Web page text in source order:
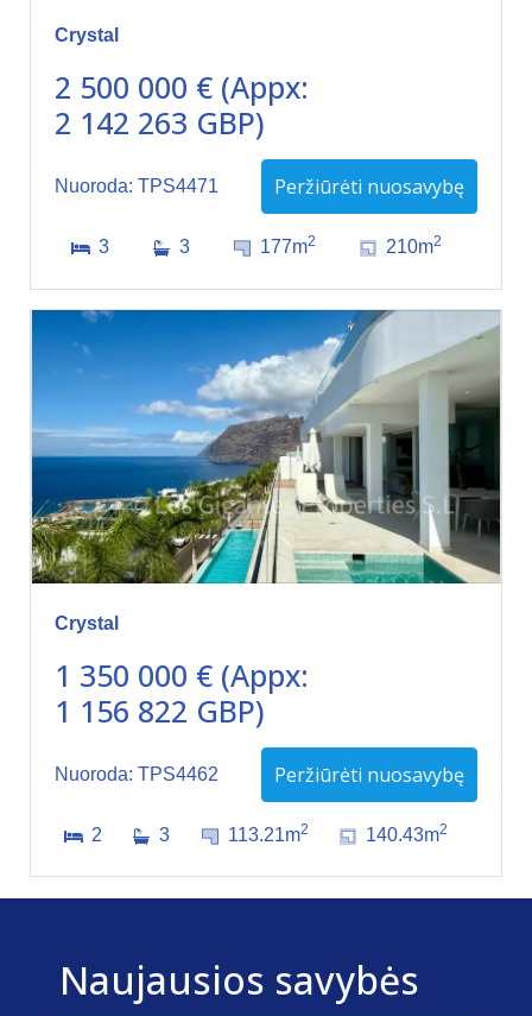
Crystal
2 500 000 € (Appx:
2 142 263 GBP)
Nuoroda: TPS4471 Peržiūrėti nuosavybę
3 3 177m2 210m2
Crystal
1 350 000 € (Appx:
1 156 822 GBP)
Nuoroda: TPS4462 Peržiūrėti nuosavybę
2 3 113.21m2 140.43m2
Naujausios savybės